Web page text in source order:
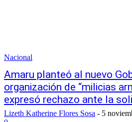
Nacional
Amaru planteó al nuevo
organización de “milicias
expresó rechazo ante la
Lizeth Katherine Flores Sosa - 5